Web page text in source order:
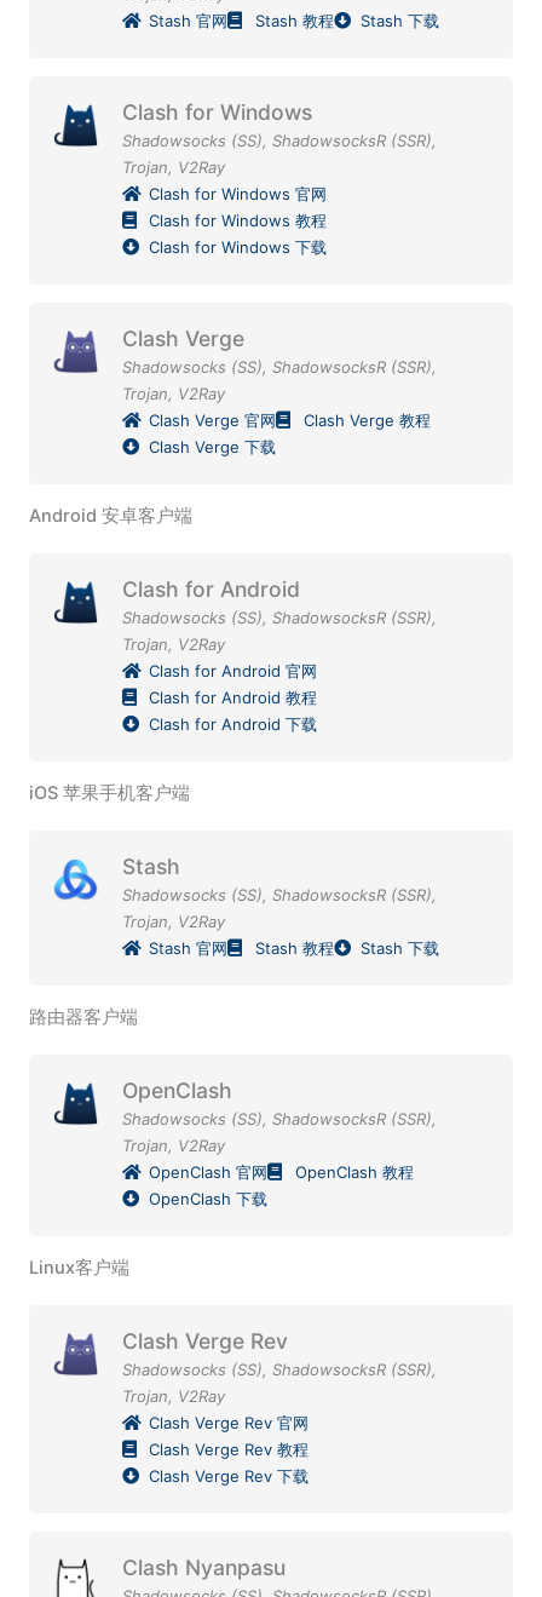
Stash 官网
Stash 教程 Stash 下载
Clash for Windows
Shadowsocks (SS), ShadowsocksR (SSR),
Trojan, V2Ray
Clash for Windows 官网
Clash for Windows 教程
Clash for Windows 下载
Clash Verge
Shadowsocks (SS), ShadowsocksR (SSR),
Trojan, V2Ray
Clash Verge 官网
Clash Verge 教程
Clash Verge 下载
Android 安卓客户端
Clash for Android
Shadowsocks (SS), ShadowsocksR (SSR),
Trojan, V2Ray
Clash for Android 官网
Clash for Android 教程
Clash for Android 下载
iOS 苹果手机客户端
Stash
Shadowsocks (SS), ShadowsocksR (SSR),
Trojan, V2Ray
Stash 官网
Stash 教程 Stash 下载
路由器客户端
OpenClash
Shadowsocks (SS), ShadowsocksR (SSR),
Trojan, V2Ray
OpenClash 官网
OpenClash 教程
OpenClash 下载
Linux客户端
Clash Verge Rev
Shadowsocks (SS), ShadowsocksR (SSR),
Trojan, V2Ray
Clash Verge Rev 官网
Clash Verge Rev 教程
Clash Verge Rev 下载
Clash Nyanpasu